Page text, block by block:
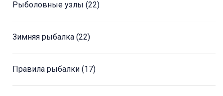
Рыболовные узлы (22)
Зимняя рыбалка (22)
Правила рыбалки (17)